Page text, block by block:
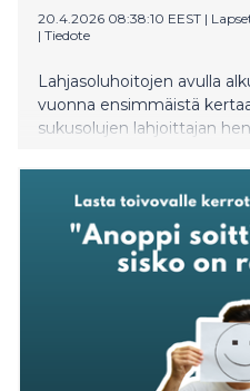
20.4.2026 08:38:10 EEST |
| Tiedote
Lahjasoluhoitojen avulla
vuonna ensimmäistä
sukusolujen lahjoittajan
hedelmöityshoitolain
vuotta täyttäneillä.
ry:n Helminauha-toiminta
ja tukea.
liittyvistä teemoista tietoa